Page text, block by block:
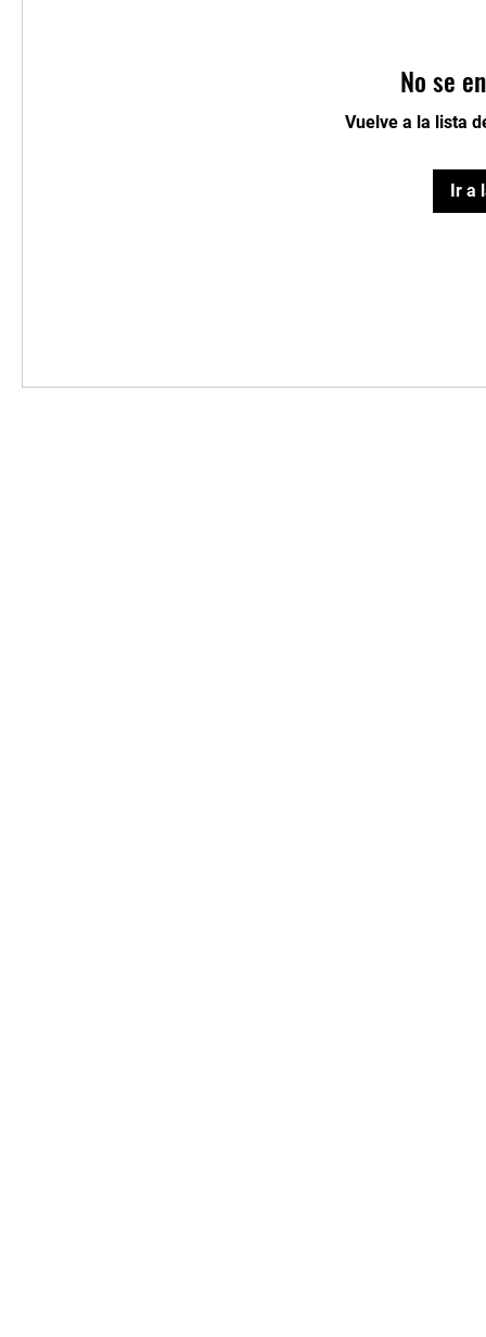
No se
Vuelve a la lista
Ir a